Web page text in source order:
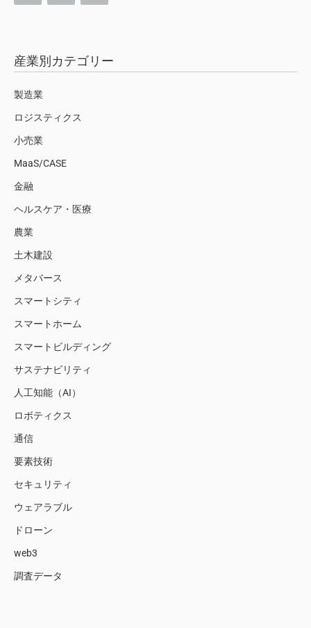
産業別カテゴリー
製造業
ロジスティクス
小売業
MaaS/CASE
金融
ヘルスケア・医療
農業
土木建設
メタバース
スマートシティ
スマートホーム
スマートビルディング
サステナビリティ
人工知能（AI）
ロボティクス
通信
要素技術
セキュリティ
ウェアラブル
ドローン
web3
調査データ